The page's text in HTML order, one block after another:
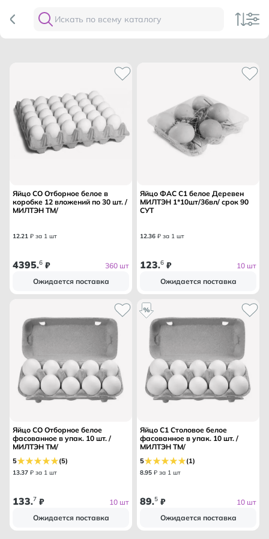
Яйцо СО Отборное белое в
коробке 12 вложений по 30 шт. /
МИЛТЭН ТМ/
12.21 ₽ за 1 шт
4395.6 ₽
360 шт
Ожидается поставка
Яйцо ФАС С1 белое Деревен
МИЛТЭН 1*10шт/36вл/ срок 90
СУТ
12.36 ₽ за 1 шт
123.6 ₽
10 шт
Ожидается поставка
Яйцо СО Отборное белое
фасованное в упак. 10 шт. /
МИЛТЭН ТМ/
5 (5)
13.37 ₽ за 1 шт
133.7 ₽
10 шт
Ожидается поставка
Яйцо С1 Столовое белое
фасованное в упак. 10 шт. /
МИЛТЭН ТМ/
5 (1)
8.95 ₽ за 1 шт
89.5 ₽
10 шт
Ожидается поставка